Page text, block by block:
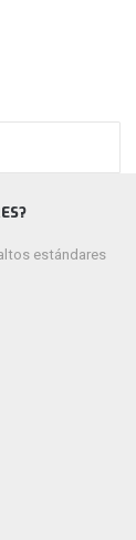
estándares